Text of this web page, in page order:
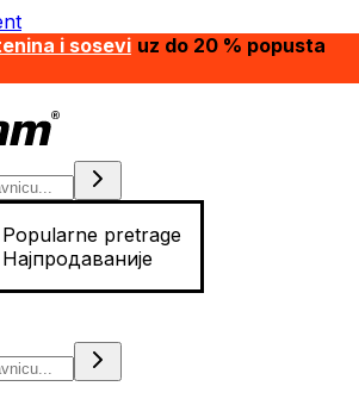
i sosevi uz do 20 % popusta
Popularne pretrage
Најпродаваније